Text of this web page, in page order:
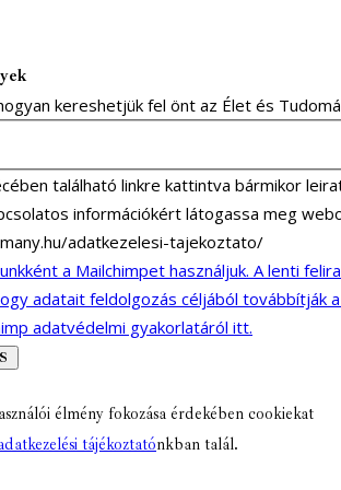
kereshetjük fel önt az Élet és
található linkre kattintva bármikor
információkért látogassa meg
adatkezelesi-tajekoztato/
a Mailchimpet használjuk. A lenti
adatait feldolgozás céljából továbbítják
adatvédelmi gyakorlatáról itt.
élmény fokozása érdekében cookiekat
tájékoztatónkban talál.